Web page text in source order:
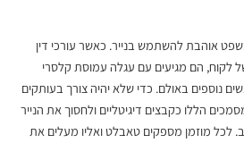
אוהבת להשתמש בנייר. כאשר עורכי דין
לקוח, הם מגיעים עם עגלה עמוסת קלסרי
נוספים באולם. כדי שלא יהיה צורך בעותקים
הללו כקבצים דיגיטליים ולחסוך את הנייר
לכל מוזמן מספקים טאבלט ואליו מעלים את